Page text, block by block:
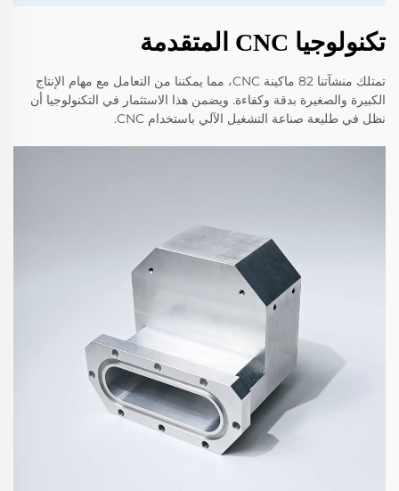
تكنولوجيا CNC المتقدمة
تمتلك منشآتنا 82 ماكينة CNC، مما يمكننا من التعامل مع مهام الإنتاج
الكبيرة والصغيرة بدقة وكفاءة. ويضمن هذا الاستثمار في التكنولوجيا أن
نظل في طليعة صناعة التشغيل الآلي باستخدام CNC.